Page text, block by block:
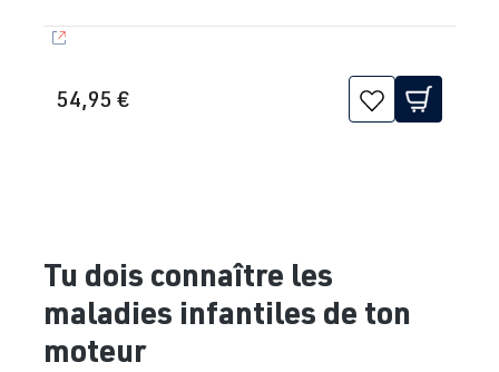
54,95 €
Tu dois connaître les
maladies infantiles de ton
moteur